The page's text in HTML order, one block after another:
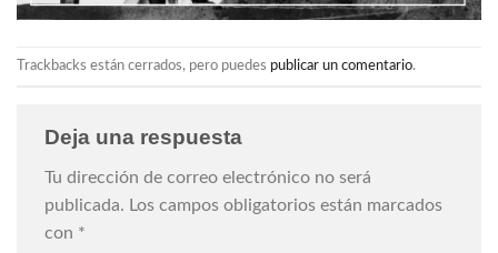
Trackbacks están cerrados, pero puedes publicar un comentario.
Deja una respuesta
Tu dirección de correo electrónico no será
publicada. Los campos obligatorios están marcados
con *